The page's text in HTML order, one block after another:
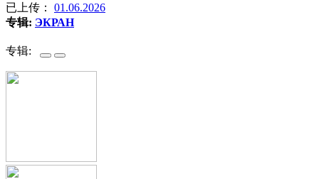
已上传： 01.06.2026
专辑: ЭКРАН
专辑: